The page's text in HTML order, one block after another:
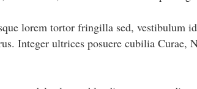
lorem tortor fringilla sed, vestibulum
Integer ultrices posuere cubilia